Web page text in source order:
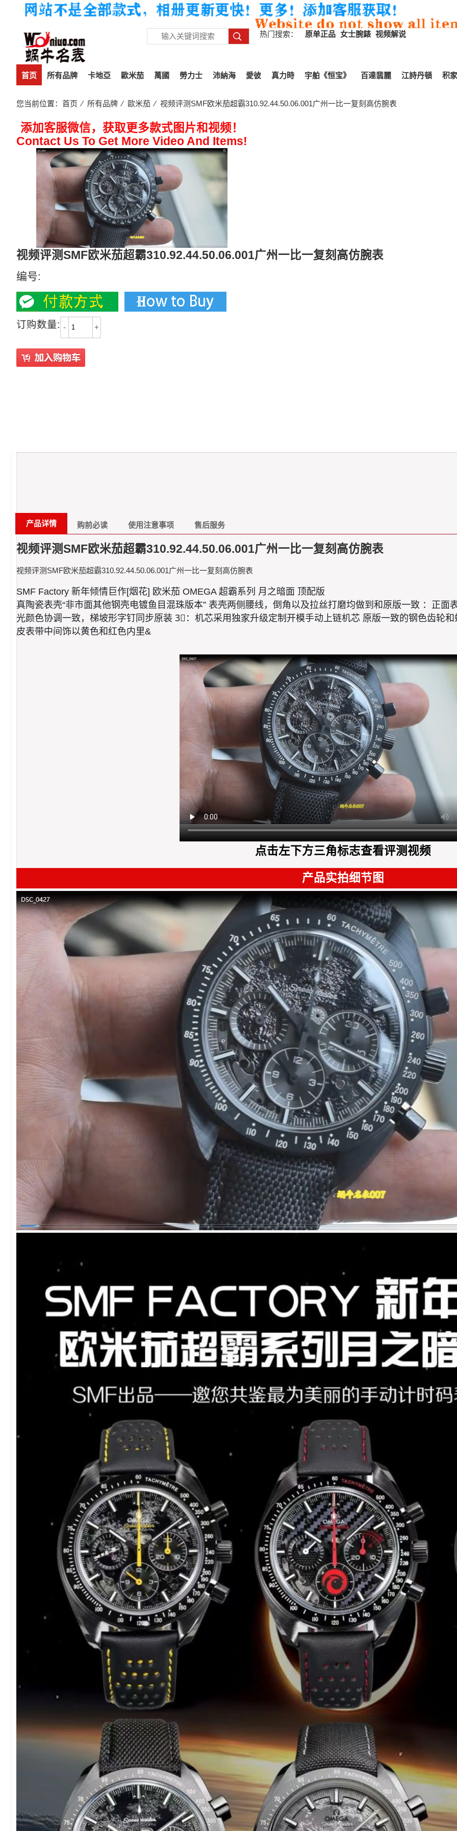
热门搜索： 原单正品 女士腕錶 视频解说
首页 所有品牌 卡地亞 歐米茄 萬國 勞力士 沛納海 愛彼 真力時 宇舶《恒宝》 百達翡麗 江詩丹頓 积家
您当前位置： 首页 ⁄ 所有品牌 ⁄ 歐米茄 ⁄ 视频评测SMF欧米茄超霸310.92.44.50.06.001广州一比一复刻高仿腕表
添加客服微信，获取更多款式图片和视频！
Contact Us To Get More Video And Items!
视频评测SMF欧米茄超霸310.92.44.50.06.001广州一比一复刻高仿腕表
编号:
订购数量: - +
产品详情 购前必读 使用注意事项 售后服务
视频评测SMF欧米茄超霸310.92.44.50.06.001广州一比一复刻高仿腕表
视频评测SMF欧米茄超霸310.92.44.50.06.001广州一比一复刻高仿腕表
SMF Factory 新年倾情巨作[烟花] 欧米茄 OMEGA 超霸系列 月之暗面 顶配版
真陶瓷表壳“非市面其他钢壳电镀鱼目混珠版本” 表壳两侧腰线，倒角以及拉丝打磨均做到和原版一致 ：正
光颜色协调一致，梯坡形字钉同步原装 3⃣️：机芯采用独家升级定制开模手动上链机芯 原版一致的钢色齿轮
皮表带中间饰以黄色和红色内里&
点击左下方三角标志查看评测视频
产品实拍细节图